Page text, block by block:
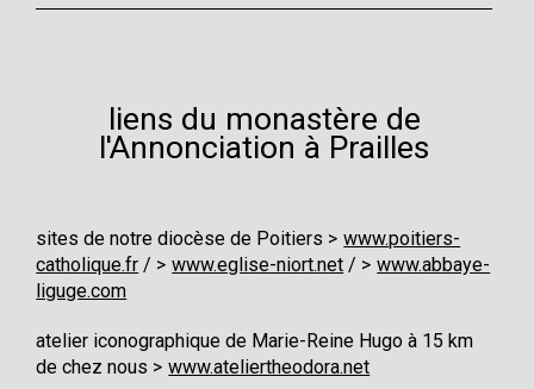
liens du monastère de
l'Annonciation à Prailles
sites de notre diocèse de Poitiers
www.poitiers-
catholique.fr / www.eglise-niort.net /
www.abbaye-
liguge.com
atelier iconographique de Marie-Reine Hugo à 15 km
de chez nous
www.ateliertheodora.net